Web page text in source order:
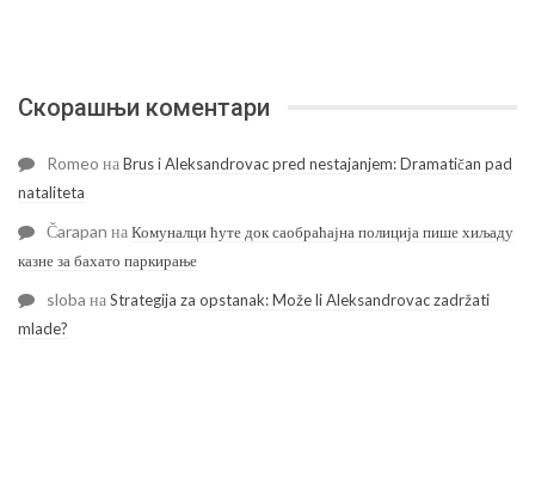
Скорашњи коментари
Romeo наBrus i Aleksandrovac pred nestajanjem: Dramatičan pad
nataliteta
Čarapan наКомуналци ћуте док саобраћајна полиција пише хиљаду
казне за бахато паркирање
sloba наStrategija za opstanak: Može li Aleksandrovac zadržati
mlade?